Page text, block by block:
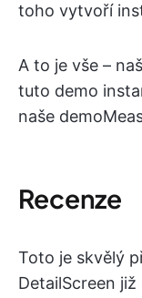
toho vytvoří
A to je vše –
tuto demo
naše
Recenze
Toto je skvělý
DetailScreen